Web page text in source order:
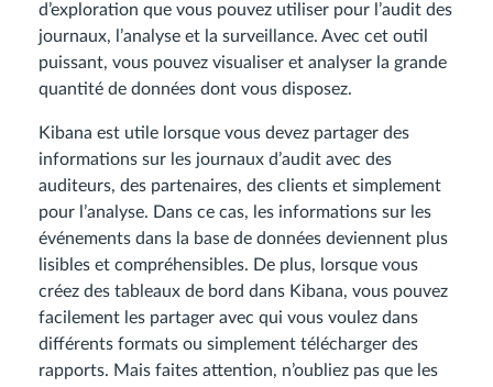
d’exploration que vous pouvez utiliser pour l’audit des
journaux, l’analyse et la surveillance. Avec cet outil
puissant, vous pouvez visualiser et analyser la grande
quantité de données dont vous disposez.
Kibana est utile lorsque vous devez partager des
informations sur les journaux d’audit avec des
auditeurs, des partenaires, des clients et simplement
pour l’analyse. Dans ce cas, les informations sur les
événements dans la base de données deviennent plus
lisibles et compréhensibles. De plus, lorsque vous
créez des tableaux de bord dans Kibana, vous pouvez
facilement les partager avec qui vous voulez dans
différents formats ou simplement télécharger des
rapports. Mais faites attention, n’oubliez pas que les